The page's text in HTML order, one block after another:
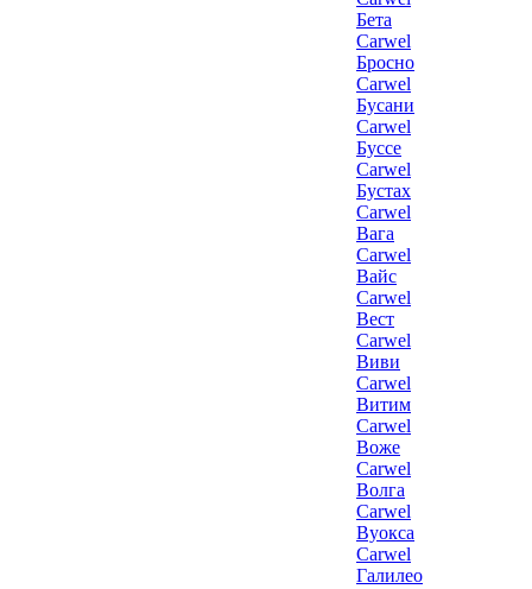
Бета
Carwel
Бросно
Carwel
Бусани
Carwel
Буссе
Carwel
Бустах
Carwel
Вага
Carwel
Вайс
Carwel
Вест
Carwel
Виви
Carwel
Витим
Carwel
Воже
Carwel
Волга
Carwel
Вуокса
Carwel
Галилео